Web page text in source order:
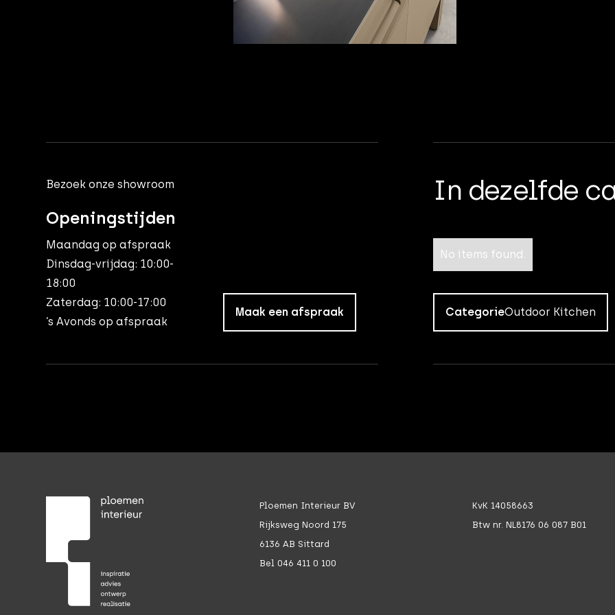
Bezoek onze showroom
Openingstijden
Maandag op afspraak
Dinsdag-vrijdag: 10:00-
18:00
Zaterdag: 10:00-17:00
’s Avonds op afspraak
Maak een afspraak
In dezelfde
No items found.
CategorieOutdoor Kitchen
Ploemen Interieur BV
Rijksweg Noord 175
6136 AB Sittard
Bel 046 411 0 100
KvK 14058663
Btw nr. NL8176 06 087 B01